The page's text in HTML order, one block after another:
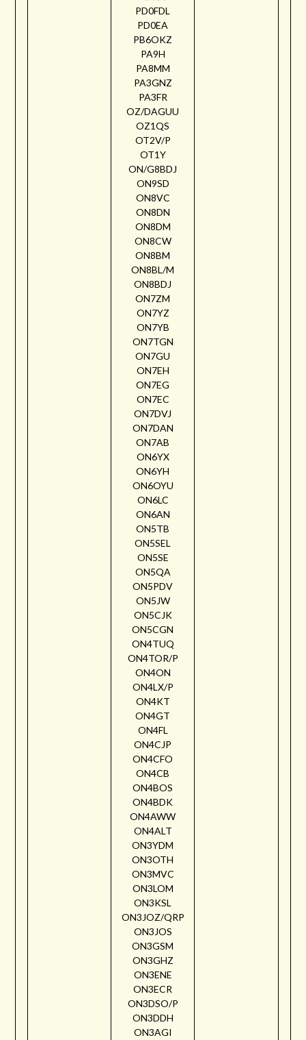
PD0FDL
PD0EA
PB6OKZ
PA9H
PA8MM
PA3GNZ
PA3FR
OZ/DAGUU
OZ1QS
OT2V/P
OT1Y
ON/G8BDJ
ON9SD
ON8VC
ON8DN
ON8DM
ON8CW
ON8BM
ON8BL/M
ON8BDJ
ON7ZM
ON7YZ
ON7YB
ON7TGN
ON7GU
ON7EH
ON7EG
ON7EC
ON7DVJ
ON7DAN
ON7AB
ON6YX
ON6YH
ON6OYU
ON6LC
ON6AN
ON5TB
ON5SEL
ON5SE
ON5QA
ON5PDV
ON5JW
ON5CJK
ON5CGN
ON4TUQ
ON4TOR/P
ON4ON
ON4LX/P
ON4KT
ON4GT
ON4FL
ON4CJP
ON4CFO
ON4CB
ON4BOS
ON4BDK
ON4AWW
ON4ALT
ON3YDM
ON3OTH
ON3MVC
ON3LOM
ON3KSL
ON3JOZ/QRP
ON3JOS
ON3GSM
ON3GHZ
ON3ENE
ON3ECR
ON3DSO/P
ON3DDH
ON3AGI